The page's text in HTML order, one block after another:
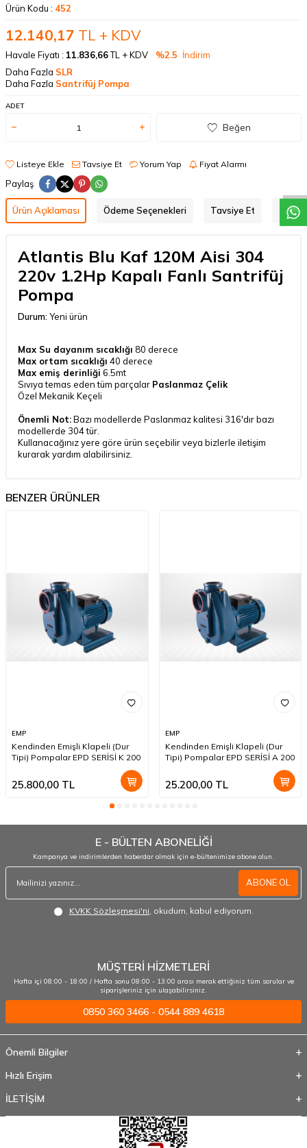
Ürün Kodu : 452
12.140,17 TL + KDV
Havale Fiyatı : 11.836,66TL + KDV %2.5 İndirim
Daha Fazla SLR
Daha Fazla Santrifüj Pompa
ADET
Beğen
Listeye Ekle Tavsiye Et Yorum Yap Fiyat Alarmı
Paylaş
Ürün Açıklaması Ödeme Seçenekleri Tavsiye Et İade
Atlantis Blu Kaf 120M Aisi 304
220v 1.2Hp Kapalı Fanlı Santrifüj
Pompa
Durum: Yeni ürün
Max Su dayanım sıcaklığı 80 derece
Max ortam sıcaklığı 40 derece
Max emiş derinliği 6.5mt
Sıvıya temas eden tüm parçalar Paslanmaz Çelik
Özel Mekanik Keçeli
Önemli Not:Bazı modellerde Paslanmaz kalitesi 316'dır bazı
modellerde 304 tür.
Kullanacağınız yere göre ürün seçebilir veya bizlerle iletişim
kurarak yardım alabilirsiniz.
BENZER ÜRÜNLER
EMP
Kendinden Emişli Klapeli (Dur
Tipi) Pompalar EPD SERİSİ K 200
25.800,00 TL
EMP
Kendinden Emişli Klapeli (Dur
Tipi) Pompalar EPD SERİSİ A 200
25.200,00TL
E - BÜLTEN ABONELİĞİ
Kampanya ve indirimlerden haberdar olmak için e-bültenimize abone olun.
ABONE OL
KVKK Sözleşmesi'ni , okudum, kabul ediyorum.
MÜŞTERİ HİZMETLERİ
Hafta içi 08:00 - 18:00 / Hafta sonu 08:00 - 13:00 arası merak ettiğiniz tüm sorular ve
siparişleriniz için ulaşabilirsiniz.
0850 360 3466 - 0544 889 4618
Önemli Bilgiler
Hızlı Erişim
İLETİŞİM